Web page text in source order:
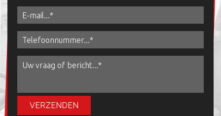
VERZENDEN